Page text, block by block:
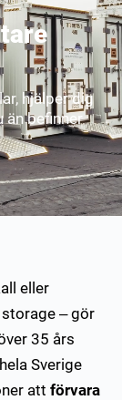
hjälper dig
än befinner
eller
– gör
35 års
Sverige
att förvara